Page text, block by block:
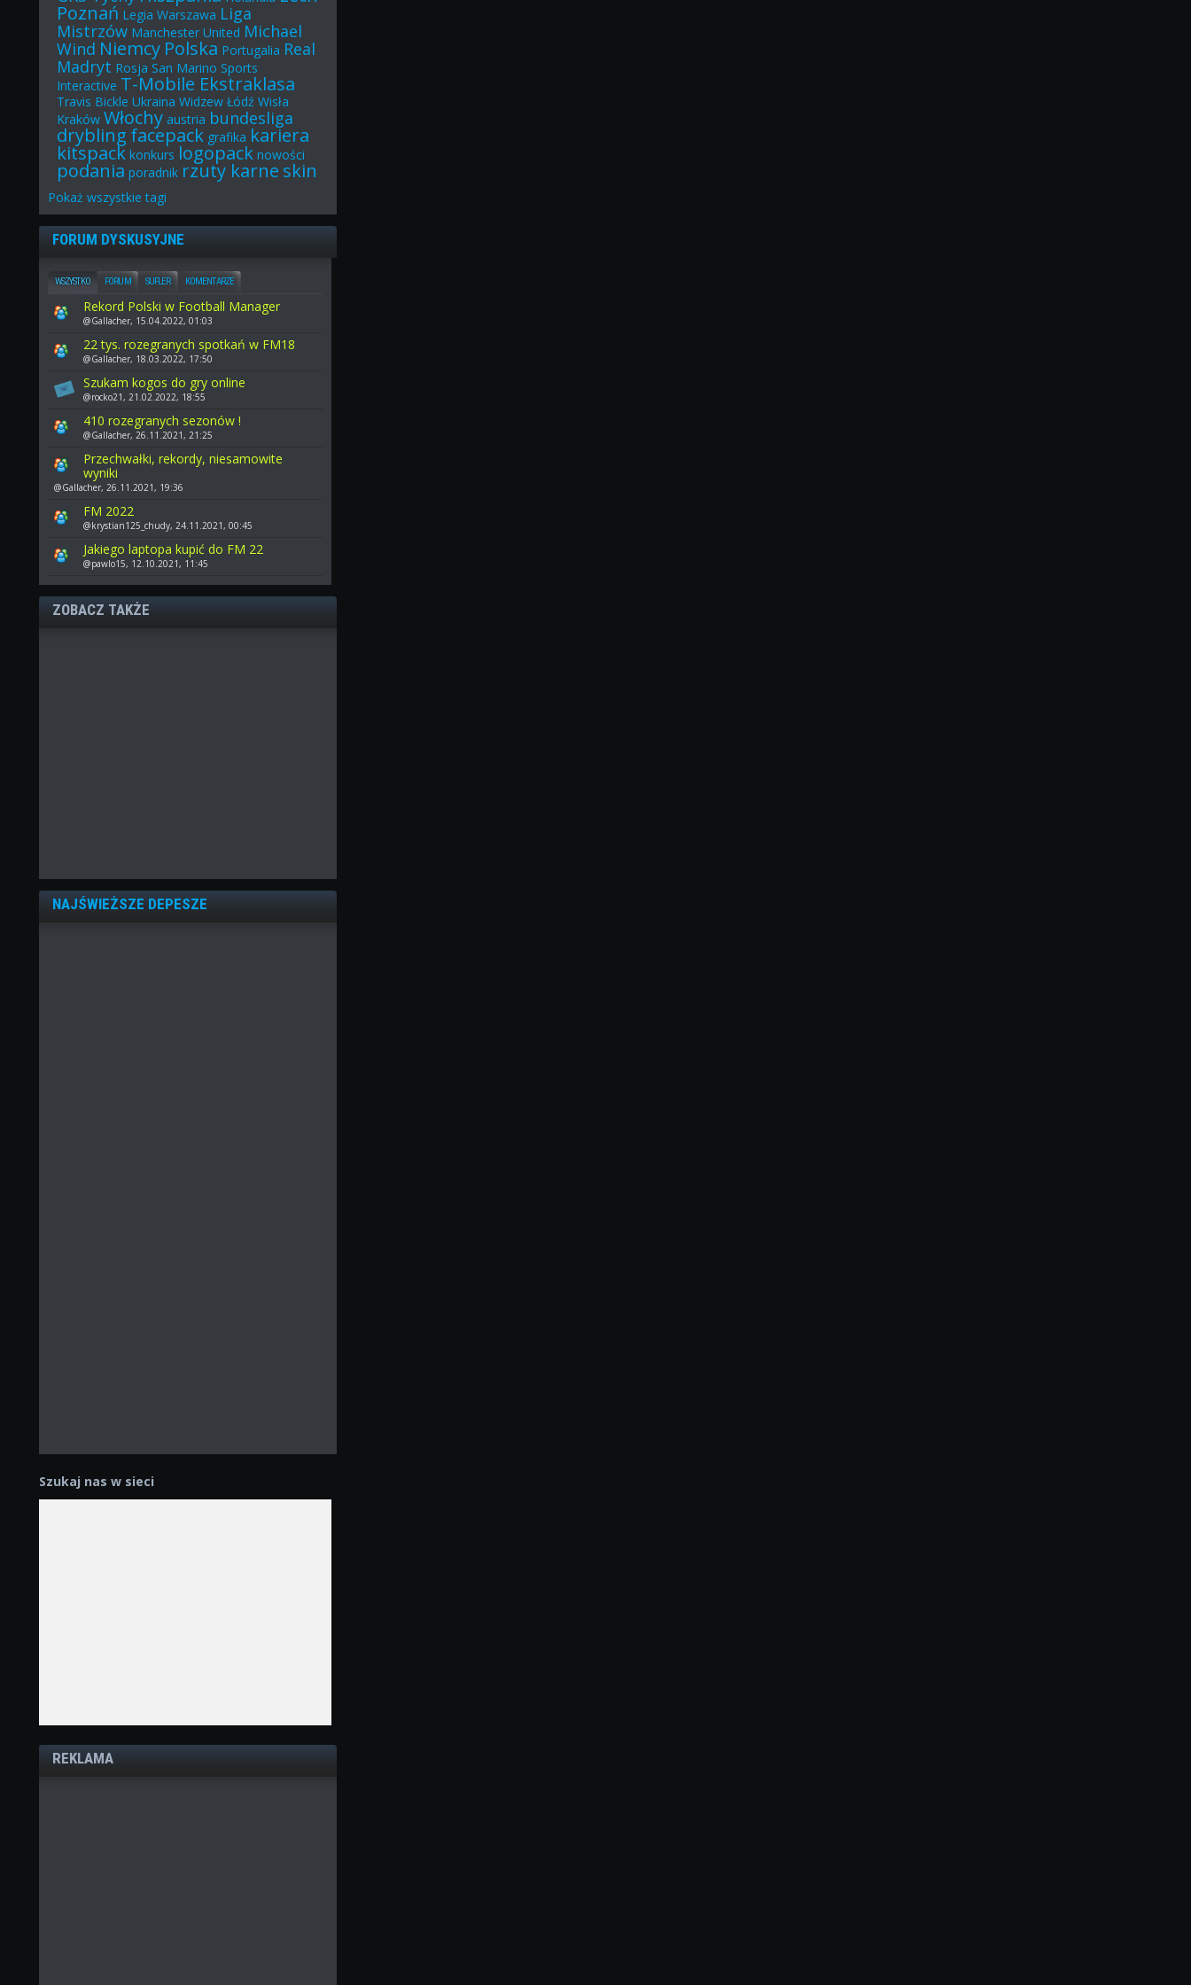
Poznań Legia Warszawa Liga
Mistrzów Manchester United Michael
Wind Niemcy Polska Portugalia Real
Madryt Rosja San Marino Sports
Interactive T-Mobile Ekstraklasa
Travis Bickle Ukraina Widzew Łódź Wisła
Kraków Włochy austria bundesliga
drybling facepack grafika kariera
kitspack konkurs logopack nowości
podania poradnik rzuty karne skin
Pokaż wszystkie tagi
FORUM DYSKUSYJNE
WSZYSTKO FORUM SUFLER KOMENTARZE
Rekord Polski w Football Manager
@Gallacher, 15.04.2022, 01:03
22 tys. rozegranych spotkań w FM18
@Gallacher, 18.03.2022, 17:50
Szukam kogos do gry online
@rocko21, 21.02.2022, 18:55
410 rozegranych sezonów !
@Gallacher, 26.11.2021, 21:25
Przechwałki, rekordy, niesamowite
wyniki
@Gallacher, 26.11.2021, 19:36
FM 2022
@krystian125_chudy, 24.11.2021, 00:45
Jakiego laptopa kupić do FM 22
@pawlo15, 12.10.2021, 11:45
ZOBACZ TAKŻE
NAJŚWIEŻSZE DEPESZE
Szukaj nas w sieci
REKLAMA